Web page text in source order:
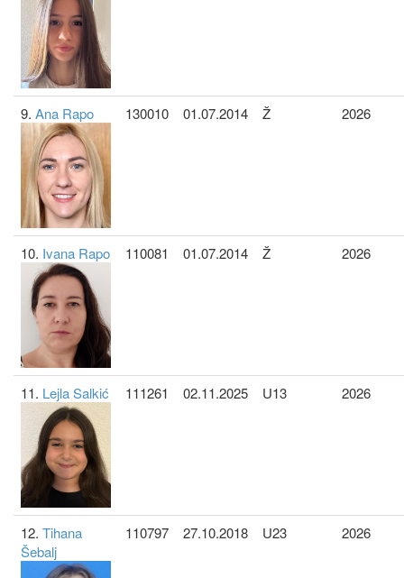
9. Ana Rapo 130010 01.07.2014 Ž 2026
10. Ivana Rapo 110081 01.07.2014 Ž 2026
11. Lejla Salkić 111261 02.11.2025 U13 2026
12. Tihana
Šebalj
110797 27.10.2018 U23 2026